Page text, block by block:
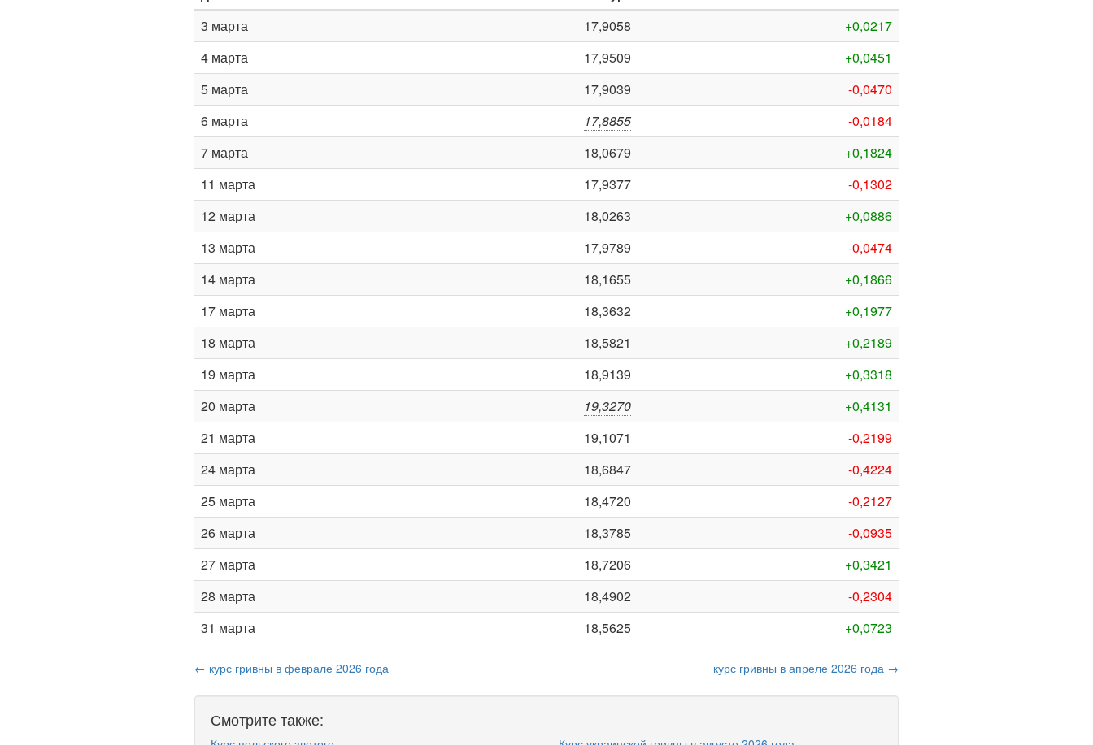
3 марта 17,9058
+0,0217
4 марта
17,9509
+0,0451
5 марта
17,9039
-0,0470
6 марта
17,8855
-0,0184
7 марта
18,0679
+0,1824
11 марта
17,9377
-0,1302
12 марта
18,0263
+0,0886
13 марта
17,9789
-0,0474
14 марта
18,1655
+0,1866
17 марта
18,3632
+0,1977
18 марта
18,5821
+0,2189
19 марта
18,9139
+0,3318
20 марта
19,3270
+0,4131
21 марта
19,1071
-0,2199
24 марта
18,6847
-0,4224
25 марта
18,4720
-0,2127
26 марта
18,3785
-0,0935
27 марта
18,7206
+0,3421
28 марта
18,4902
-0,2304
31 марта
18,5625 +0,0723
← курс гривны в феврале 2026 года курс гривны в апреле 2026 года →
Смотрите также: